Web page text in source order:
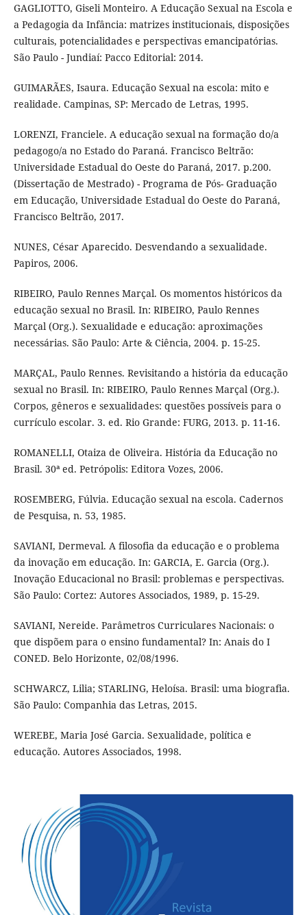
GAGLIOTTO, Giseli Monteiro. A Educação Sexual na Escola e
a Pedagogia da Infância: matrizes institucionais, disposições
culturais, potencialidades e perspectivas emancipatórias.
São Paulo - Jundiaí: Pacco Editorial: 2014.
GUIMARÃES, Isaura. Educação Sexual na escola: mito e
realidade. Campinas, SP: Mercado de Letras, 1995.
LORENZI, Franciele. A educação sexual na formação do/a
pedagogo/a no Estado do Paraná. Francisco Beltrão:
Universidade Estadual do Oeste do Paraná, 2017. p.200.
(Dissertação de Mestrado) - Programa de Pós- Graduação
em Educação, Universidade Estadual do Oeste do Paraná,
Francisco Beltrão, 2017.
NUNES, César Aparecido. Desvendando a sexualidade.
Papiros, 2006.
RIBEIRO, Paulo Rennes Marçal. Os momentos históricos da
educação sexual no Brasil. In: RIBEIRO, Paulo Rennes
Marçal (Org.). Sexualidade e educação: aproximações
necessárias. São Paulo: Arte & Ciência, 2004. p. 15-25.
MARÇAL, Paulo Rennes. Revisitando a história da educação
sexual no Brasil. In: RIBEIRO, Paulo Rennes Marçal (Org.).
Corpos, gêneros e sexualidades: questões possíveis para o
currículo escolar. 3. ed. Rio Grande: FURG, 2013. p. 11-16.
ROMANELLI, Otaiza de Oliveira. História da Educação no
Brasil. 30ª ed. Petrópolis: Editora Vozes, 2006.
ROSEMBERG, Fúlvia. Educação sexual na escola. Cadernos
de Pesquisa, n. 53, 1985.
SAVIANI, Dermeval. A filosofia da educação e o problema
da inovação em educação. In: GARCIA, E. Garcia (Org.).
Inovação Educacional no Brasil: problemas e perspectivas.
São Paulo: Cortez: Autores Associados, 1989, p. 15-29.
SAVIANI, Nereide. Parâmetros Curriculares Nacionais: o
que dispõem para o ensino fundamental? In: Anais do I
CONED. Belo Horizonte, 02/08/1996.
SCHWARCZ, Lilia; STARLING, Heloísa. Brasil: uma biografia.
São Paulo: Companhia das Letras, 2015.
WEREBE, Maria José Garcia. Sexualidade, política e
educação. Autores Associados, 1998.